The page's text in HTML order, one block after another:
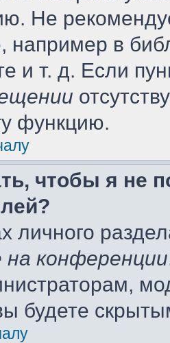
Не
например в
и т. д. Если
функцию.
чтобы я не
личного
на конференции
будете